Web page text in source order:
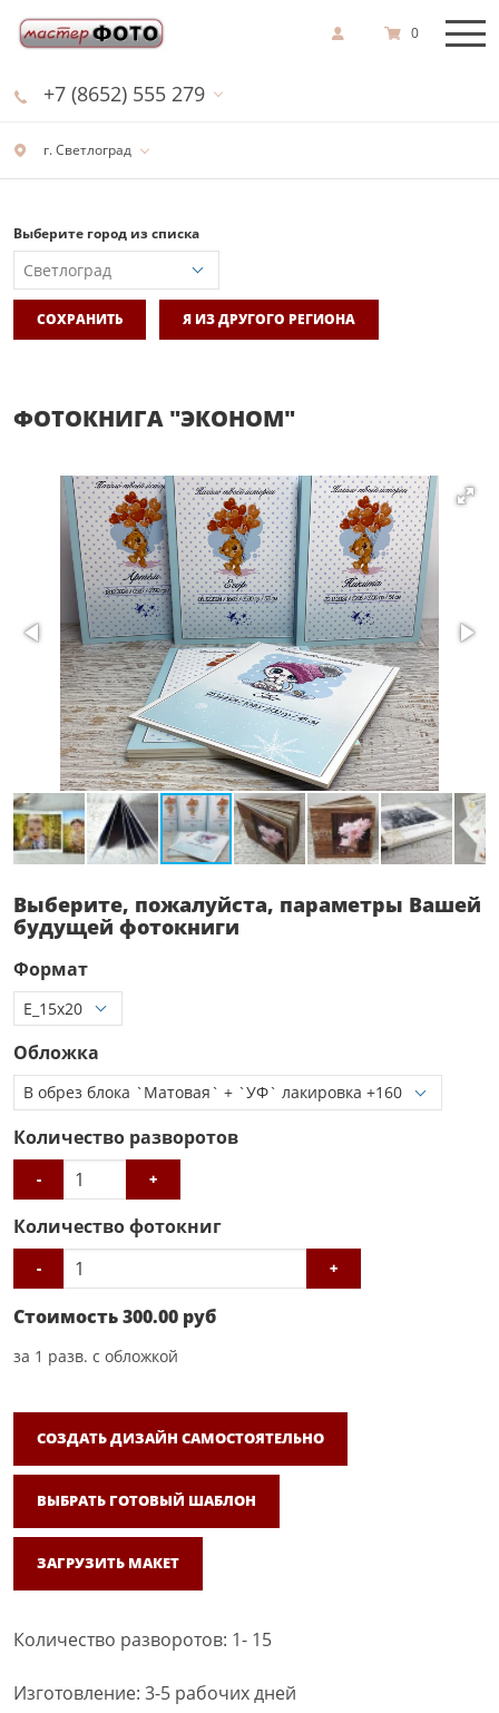
г. Светлоград
+7 (8652) 555 279
0
Выберите город из списка
СОХРАНИТЬ Я ИЗ ДРУГОГО РЕГИОНА
ФОТОКНИГА "ЭКОНОМ"
Выберите, пожалуйста, параметры Вашей
будущей фотокниги
Формат
Обложка
Количество разворотов
- +
Количество фотокниг
- +
Стоимость300.00 руб
за 1 разв. с обложкой
СОЗДАТЬ ДИЗАЙН САМОСТОЯТЕЛЬНО
ВЫБРАТЬ ГОТОВЫЙ ШАБЛОН
ЗАГРУЗИТЬ МАКЕТ
Количество разворотов: 1- 15
Изготовление: 3-5 рабочих дней